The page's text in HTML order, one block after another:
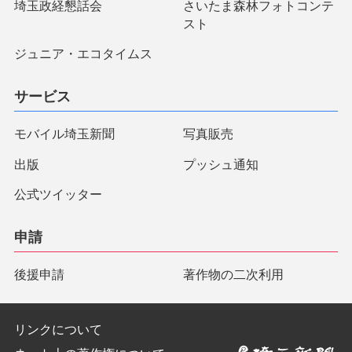
埼玉政経懇話会
さいたま森林フォトコンテ
スト
ジュニア・エコタイムス
サービス
モバイル埼玉新聞 写真販売
出版 プッシュ通知
公式ツイッター
申請
後援申請 著作物の二次利用
リンクについて